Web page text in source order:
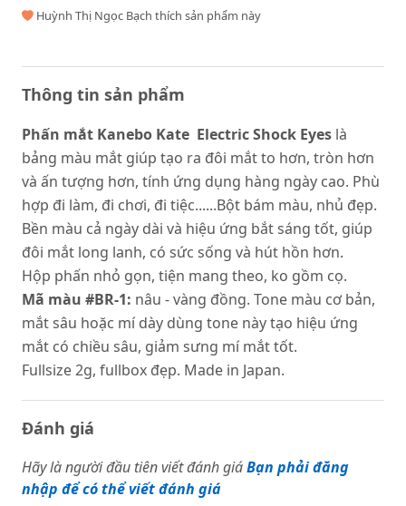
Huỳnh Thị Ngọc Bạch thích sản phẩm này
Thông tin sản phẩm
Phấn mắt Kanebo Kate Electric Shock Eyes là
bảng màu mắt giúp tạo ra đôi mắt to hơn, tròn hơn
và ấn tượng hơn, tính ứng dụng hàng ngày cao. Phù
hợp đi làm, đi chơi, đi tiệc......Bột bám màu, nhủ đẹp.
Bền màu cả ngày dài và hiệu ứng bắt sáng tốt, giúp
đôi mắt long lanh, có sức sống và hút hồn hơn.
Hộp phấn nhỏ gọn, tiện mang theo, ko gồm cọ.
Mã màu #BR-1: nâu - vàng đồng. Tone màu cơ bản,
mắt sâu hoặc mí dày dùng tone này tạo hiệu ứng
mắt có chiều sâu, giảm sưng mí mắt tốt.
Fullsize 2g, fullbox đẹp. Made in Japan.
Đánh giá
Hãy là người đầu tiên viết đánh giáBạn phải đăng
nhập để có thể viết đánh giá